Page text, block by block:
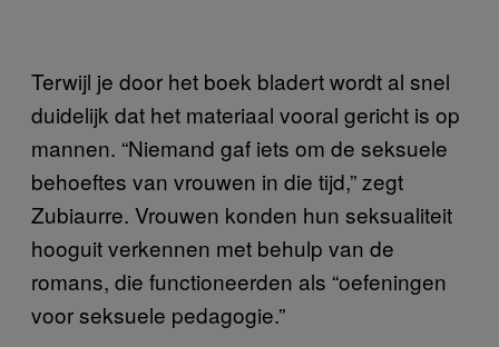
Terwijl je door het boek bladert wordt al snel
duidelijk dat het materiaal vooral gericht is op
mannen. “Niemand gaf iets om de seksuele
behoeftes van vrouwen in die tijd,” zegt
Zubiaurre. Vrouwen konden hun seksualiteit
hooguit verkennen met behulp van de
romans, die functioneerden als “oefeningen
voor seksuele pedagogie.”